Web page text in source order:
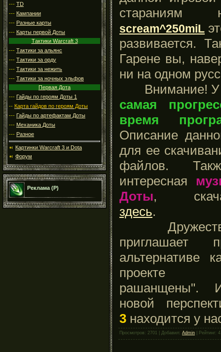
--- TD
--- Кампании
--- Разные карты
--- Карты первой Доты
Тактики Warcraft 3
--- Тактики за альянс
--- Тактики за орду
--- Тактики за нежить
--- Тактики за ночных эльфов
Первая Дота
--- Гайды по героям Доты 1
-- Карта гайдов по героям Доты
--- Гайды по артефактам Доты
--- Механика Доты
--- Разное
Картинки Warcraft 3 и Dota
Форум
Реклама (Р)
стараниям
scream^250miL
развивается.
Гарене вы,
ни на одном
Внимание! У
самая
время
Описание
для ее
файлов.
интересная
Доты,
здесь
приглашает
альтернативе
проекте
рашанщены".
новой
3 находится у
Просмотров: 2701 | Добавил: Admin | Рейтинг: